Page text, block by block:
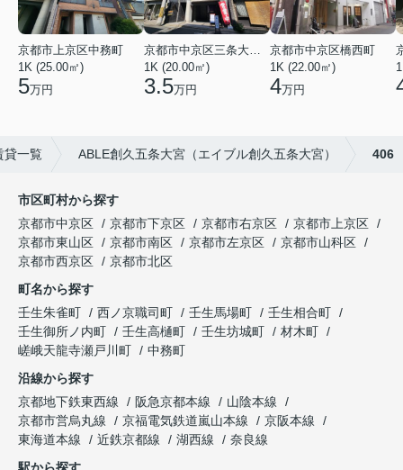
京都市上京区中務町
1K (25.00㎡)
5万円
京都市中京区三条大宮町
1K (20.00㎡)
3.5万円
京都市中京区橋西町
1K (22.00㎡)
4万円
貸一覧 ABLE創久五条大宮（エイブル創久五条大宮） 406
市区町村から探す
京都市中京区
京都市下京区 京都市右京区
京都市上京区
京都市東山区
京都市南区 京都市左京区
京都市山科区
京都市西京区
京都市北区
町名から探す
壬生朱雀町
西ノ京職司町 壬生馬場町
壬生相合町
壬生御所ノ内町
壬生高樋町 壬生坊城町
材木町
嵯峨天龍寺瀬戸川町
中務町
沿線から探す
京都地下鉄東西線
阪急京都本線
山陰本線
京都市営烏丸線
京福電気鉄道嵐山本線
京阪本線
東海道本線
近鉄京都線 湖西線
奈良線